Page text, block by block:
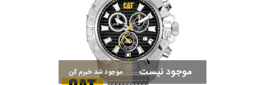
موجود نیست موجود شد خبرم کن